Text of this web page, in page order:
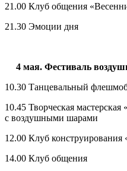
21.00 Клуб общения
21.30 Эмоции дня
4 мая. Фестиваль
10.30 Танцевальный
10.45 Творческая
с воздушными шарами
12.00 Клуб конструирования
14.00 Клуб общения